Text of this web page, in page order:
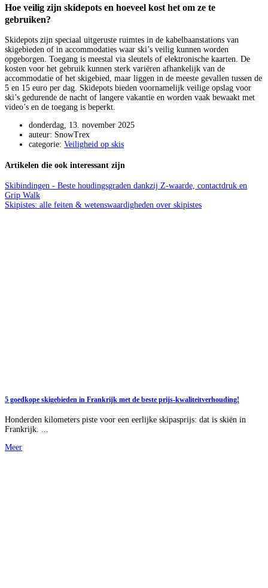
Hoe veilig zijn skidepots en hoeveel kost het om ze te
gebruiken?
Skidepots zijn speciaal uitgeruste ruimtes in de kabelbaanstations van
skigebieden of in accommodaties waar ski’s veilig kunnen worden
opgeborgen. Toegang is meestal via sleutels of elektronische kaarten. De
kosten voor het gebruik kunnen sterk variëren afhankelijk van de
accommodatie of het skigebied, maar liggen in de meeste gevallen tussen de
5 en 15 euro per dag. Skidepots bieden voornamelijk veilige opslag voor
ski’s gedurende de nacht of langere vakantie en worden vaak bewaakt met
video’s en de toegang is beperkt.
donderdag, 13. november 2025
auteur: SnowTrex
categorie: Veiligheid op skis
Artikelen die ook interessant zijn
Skibindingen - Beste houdingsgraden dankzij Z-waarde, contactdruk en
Grip Walk
Skipistes: alle feiten & wetenswaardigheden over skipistes
5 goedkope skigebieden in Frankrijk met de beste prijs-kwaliteitverhouding!
Honderden kilometers piste voor een eerlijke skipasprijs: dat is skiën in
Frankrijk. ...
Meer